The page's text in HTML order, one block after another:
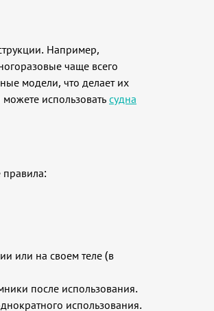
Например,
чаще всего
модели, что делает их
использоватьсудна
или на своем теле (в
после использования.
использования.